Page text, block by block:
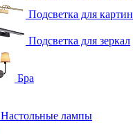
Подсветка для картин
Подсветка для зеркал
Бра
Настольные лампы